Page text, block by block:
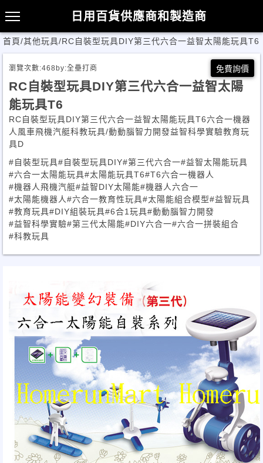
日用百貨供應商和製造商
首頁/其他玩具/RC自裝型玩具DIY第三代六合一益智太陽能玩具T6
瀏覽次數:468 by:全壘打商 免費詢價
RC自裝型玩具DIY第三代六合一益智太陽
能玩具T6
RC自裝型玩具DIY第三代六合一益智太陽能玩具T6六合一機器
人風車飛機汽艇科教玩具/動動腦智力開發益智科學實驗教育玩
具D
#自裝型玩具#自裝型玩具DIY#第三代六合一#益智太陽能玩具
#六合一太陽能玩具#太陽能玩具T6#T6六合一機器人
#機器人飛機汽艇#益智DIY太陽能#機器人六合一
#太陽能機器人#六合一教育性玩具#太陽能組合模型#益智玩具
#教育玩具#DIY組裝玩具#6合1玩具#動動腦智力開發
#益智科學實驗#第三代太陽能#DIY六合一#六合一拼裝組合
#科教玩具